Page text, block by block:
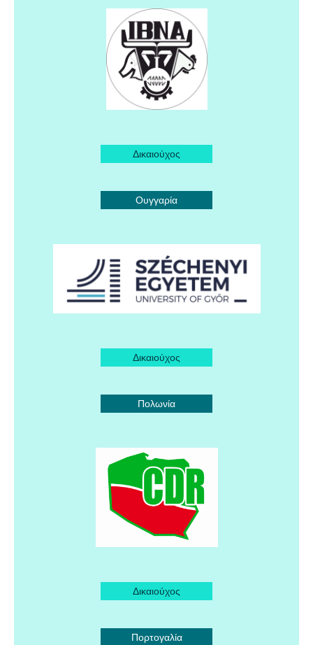
Δικαιούχος
Ουγγαρία
Δικαιούχος
Πολωνία
Δικαιούχος
Πορτογαλία